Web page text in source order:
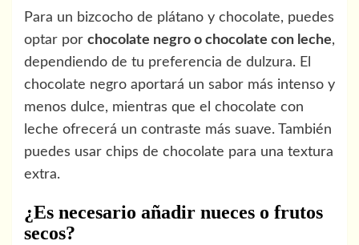
Para un bizcocho de plátano y chocolate, puedes
optar por chocolate negro o chocolate con leche,
dependiendo de tu preferencia de dulzura. El
chocolate negro aportará un sabor más intenso y
menos dulce, mientras que el chocolate con
leche ofrecerá un contraste más suave. También
puedes usar chips de chocolate para una textura
extra.
¿Es necesario añadir nueces o frutos
secos?